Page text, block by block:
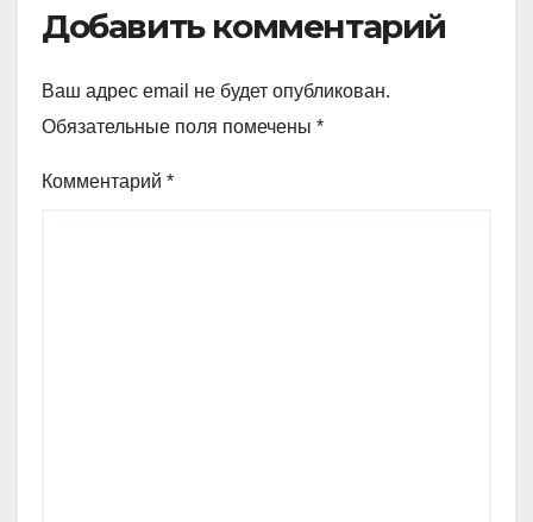
Добавить комментарий
Ваш адрес email не будет опубликован.
Обязательные поля помечены *
Комментарий *